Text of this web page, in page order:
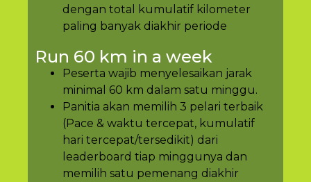
dengan total kumulatif kilometer
paling banyak diakhir periode
Run 60 km in a week
Peserta wajib menyelesaikan jarak
minimal 60 km dalam satu minggu.
Panitia akan memilih 3 pelari terbaik
(Pace & waktu tercepat, kumulatif
hari tercepat/tersedikit) dari
leaderboard tiap minggunya dan
memilih satu pemenang diakhir